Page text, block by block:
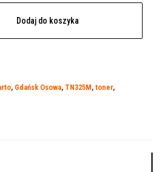
Dodaj do koszyka
, Gdańsk Osowa, TN325M, toner,